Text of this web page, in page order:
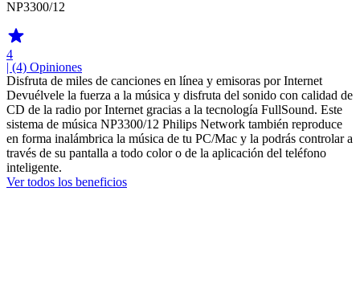
NP3300/12
4
| (4) Opiniones
Disfruta de miles de canciones en línea y emisoras por Internet
Devuélvele la fuerza a la música y disfruta del sonido con calidad de
CD de la radio por Internet gracias a la tecnología FullSound. Este
sistema de música NP3300/12 Philips Network también reproduce
en forma inalámbrica la música de tu PC/Mac y la podrás controlar a
través de su pantalla a todo color o de la aplicación del teléfono
inteligente.
Ver todos los beneficios